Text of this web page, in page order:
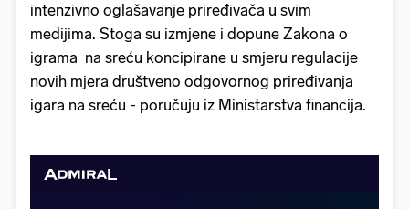
intenzivno oglašavanje priređivača u svim
medijima. Stoga su izmjene i dopune Zakona o
igrama na sreću koncipirane u smjeru regulacije
novih mjera društveno odgovornog priređivanja
igara na sreću - poručuju iz Ministarstva financija.